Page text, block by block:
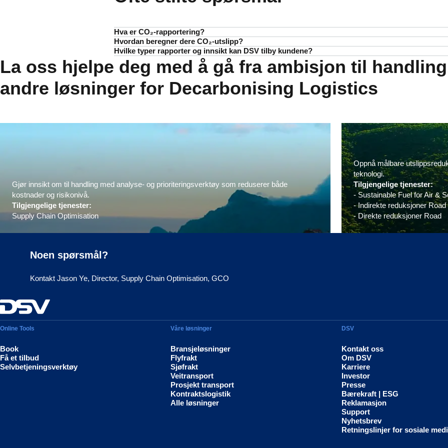
Hva er CO₂-rapportering?
CO₂-rapportering er måten vi vurderer ditt grunnleggende utslipp av CO₂
hjelpe deg med å redusere utslippene dine.
Hvordan beregner dere CO₂-utslipp?
Vi samarbeider med EcoTransIT World, den mest brukte programvaren globalt for automatisk
utviklet og validert av uavhengige vitenskapelige institusjoner (Ifeu, INFRAS og Fraunhofer).
Hvilke typer rapporter og innsikt kan DSV tilby kundene?
DSV tilbyr både sammendrags- og detaljerte utslippsrapporter på forsendelsesnivå. Kunder kan velge
strategisk innsikt, eller dykke dypere ned i forsendelsesspesifikke data for å analysere hvordan hver
totale karbonavtrykk.
La oss hjelpe deg med å gå fra ambisjon til
andre løsninger for Decarbonising Logistics
Gjør innsikt om til handling med analyse- og prioriteringsverktøy som reduserer både
kostnader og risikonivå.
Tilgjengelige tjenester:
Supply Chain Optimisation
Oppnå målbare
teknologi.
Tilgjengelige tjenester:
- Sustainable Fuel for Air &
- Indirekte reduksjoner Road
- Direkte reduksjoner Road
Noen spørsmål?
Kontakt Jason Ye, Director, Supply Chain Optimisation, GCO
Online Tools
Book
Få et tilbud
Selvbetjeningsverktøy
Våre løsninger
Bransjeløsninger
Flyfrakt
Sjøfrakt
Veitransport
Prosjekt transport
Kontraktslogistik
Alle løsninger
DSV
Kontakt oss
Om DSV
Karriere
Investor
Presse
Bærekraft | ESG
Reklamasjon
Support
Nyhetsbrev
Retningslinjer for sosiale